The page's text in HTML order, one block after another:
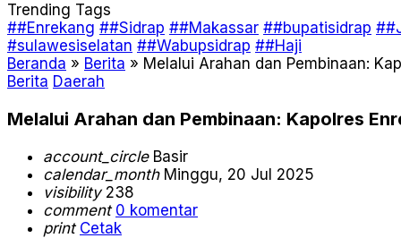
Trending Tags
##Enrekang ##Sidrap ##Makassar ##bupatisidrap
#sulawesiselatan ##Wabupsidrap ##Haji
Beranda » Berita » Melalui Arahan dan Pembinaan:
Berita Daerah
Melalui Arahan dan Pembinaan: Kapolres
account_circleBasir
calendar_monthMinggu, 20 Jul 2025
visibility238
comment 0 komentar
print Cetak